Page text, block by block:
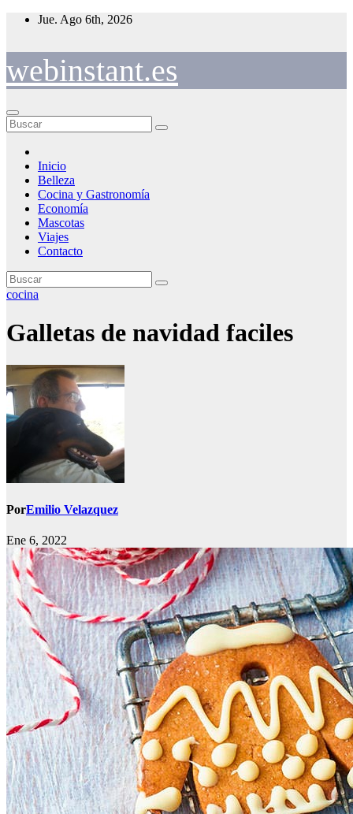
Saltar
Jue. Ago 6th, 2026
webinstant.es
Inicio
Belleza
Cocina y Gastronomía
Economía
Mascotas
Viajes
Contacto
cocina
Galletas de navidad faciles
PorEmilio Velazquez
Ene 6, 2022